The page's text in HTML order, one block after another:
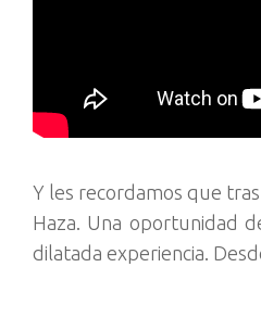
Y les recordamos que
Haza. Una oportunidad
dilatada experiencia.